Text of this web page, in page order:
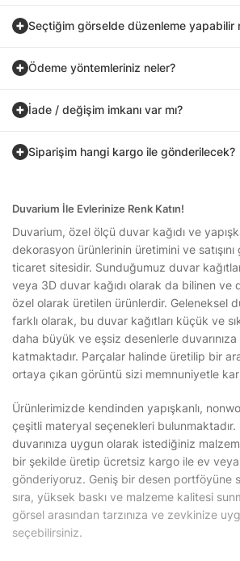
Seçtiğim görselde düzenleme yapabilir
Ödeme yöntemleriniz neler?
İade / değişim imkanı var mı?
Siparişim hangi kargo ile gönderilecek?
Duvarium İle Evlerinize Renk Katın!
Duvarium, özel ölçü duvar kağıdı ve
dekorasyon ürünlerinin üretimini ve
ticaret sitesidir. Sunduğumuz duvar
veya 3D duvar kağıdı olarak da bilinen ve
özel olarak üretilen ürünlerdir. Geleneksel
farklı olarak, bu duvar kağıtları küçük ve
daha büyük ve eşsiz desenlerle
katmaktadır. Parçalar halinde üretilip bir
ortaya çıkan görüntü sizi memnuniyetle
Ürünlerimizde kendinden yapışkanlı,
çeşitli materyal seçenekleri bulunmaktadır.
duvarınıza uygun olarak istediğiniz
bir şekilde üretip ücretsiz kargo ile ev
gönderiyoruz. Geniş bir desen portföyüne
sıra, yüksek baskı ve malzeme kalitesi
görsel arasından tarzınıza ve zevkinize
seçebilirsiniz.